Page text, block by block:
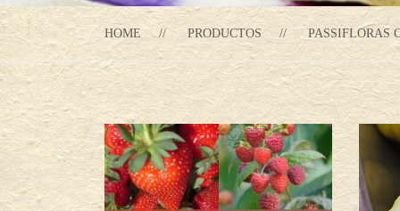
HOME PRODUCTOS PASSIFLORAS